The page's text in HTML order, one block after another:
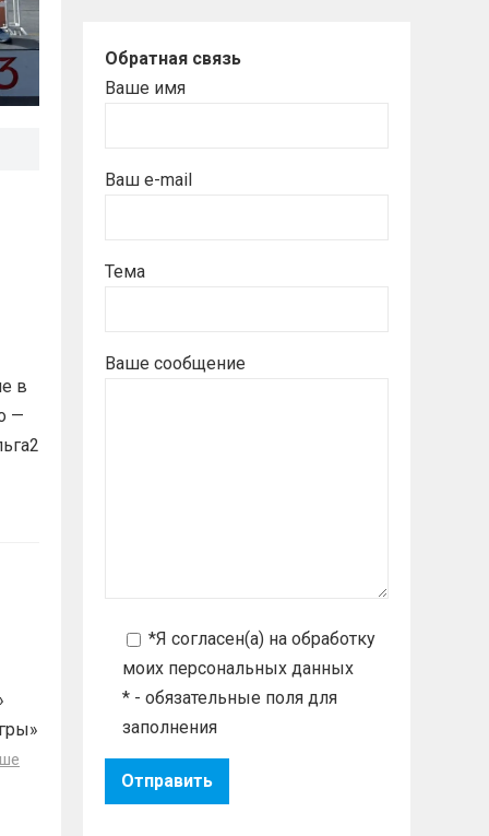
в
—
Обратная связь
Ваше имя
Ваш e-mail
Тема
Ваше сообщение
*Я согласен(а) на обработку
моих персональных данных
* - обязательные поля для
заполнения